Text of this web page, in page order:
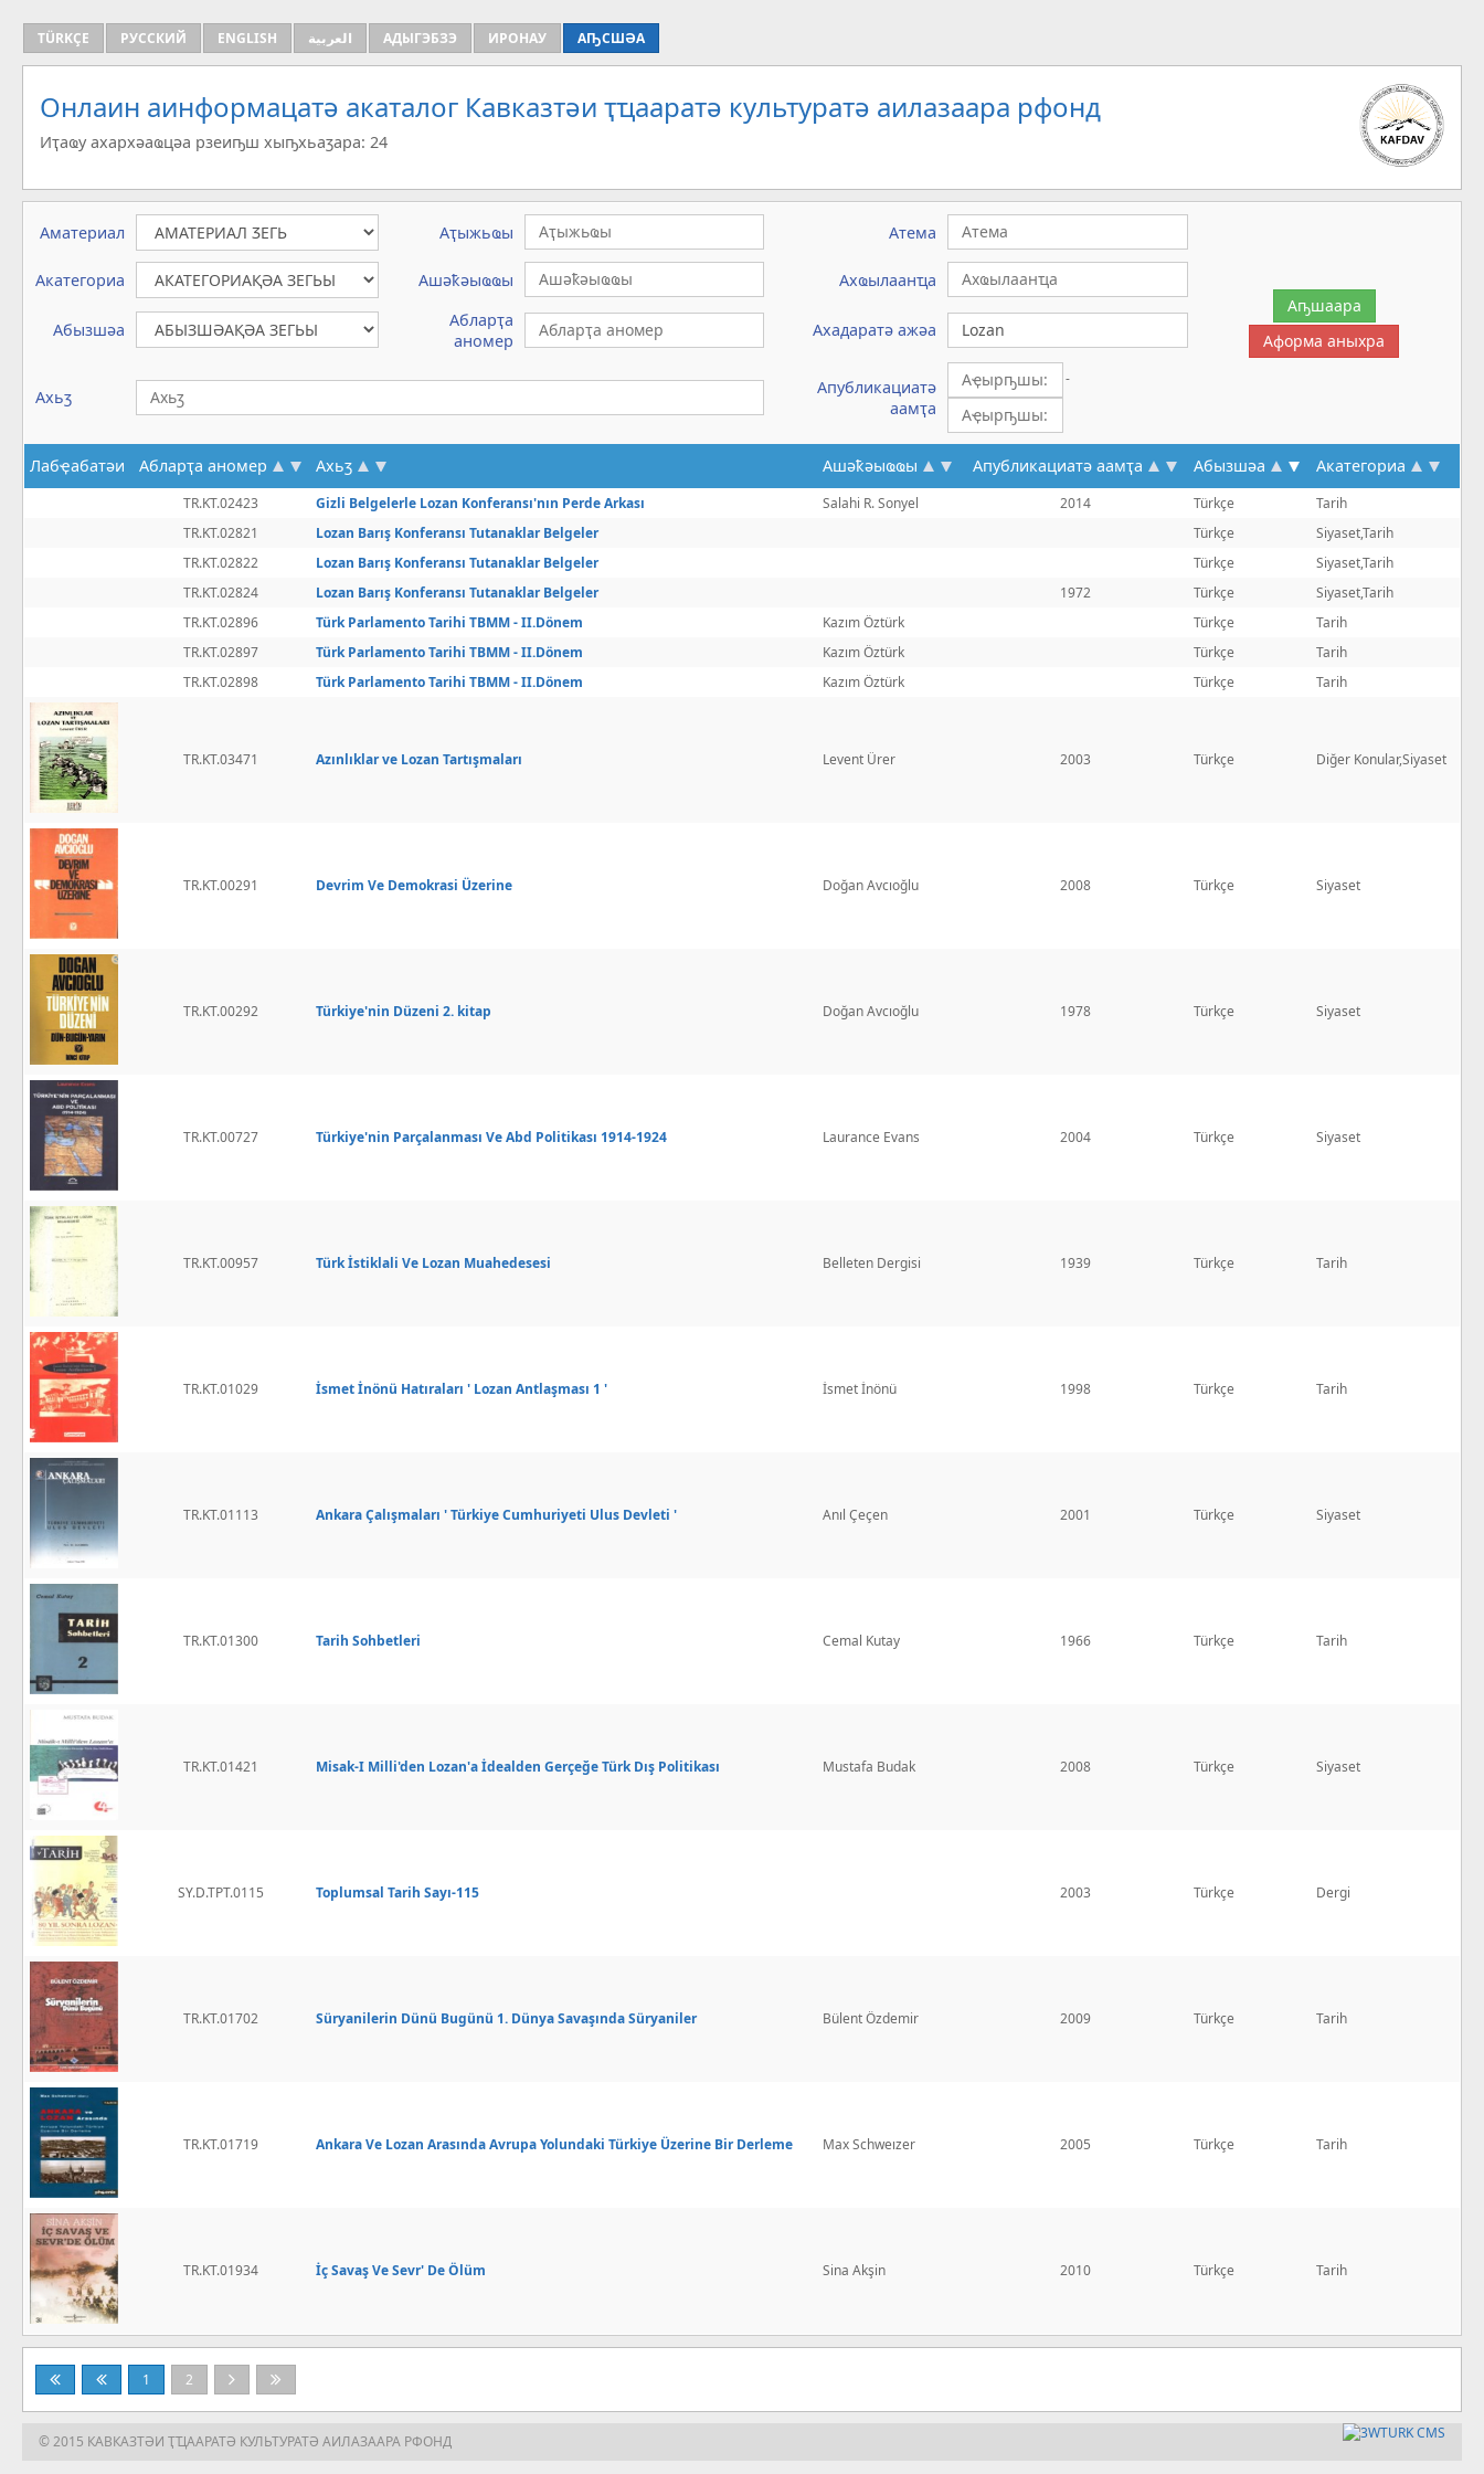
TÜRKÇE РУССКИЙ ENGLISH العربية АДЫГЭБЗЭ ИРОНАУ АҦСШӘА
Онлаин аинформацатә aкаталог Кавказтәи ҭҵааратә культуратә аилазаара рфонд
Иҭаҩу ахархәаҩцәа рзеиҧш хыҧхьаӡара: 24
Аматериал Аҭыжьҩы Атема
Акатегориа Ашәҟәыҩҩы Ахҩылаанҵа
Абызшәа
Абларҭа
аномер
Ахадаратә ажәа
Ахьӡ
Апубликациатә
аамҭа
-
Лабҿабатәи Абларҭа аномер Ахьӡ Ашәҟәыҩҩы Апубликациатә аамҭа Абызшәа Акатегориа
TR.KT.02423 Gizli Belgelerle Lozan Konferansı'nın Perde Arkası Salahi R. Sonyel 2014 Türkçe
Tarih
TR.KT.02821
Lozan Barış Konferansı Tutanaklar Belgeler Türkçe
Siyaset,Tarih
TR.KT.02822
Lozan Barış Konferansı Tutanaklar Belgeler Türkçe
Siyaset,Tarih
TR.KT.02824
Lozan Barış Konferansı Tutanaklar Belgeler 1972 Türkçe
Siyaset,Tarih
TR.KT.02896
Türk Parlamento Tarihi TBMM - II.Dönem Kazım Öztürk Türkçe
Tarih
TR.KT.02897
Türk Parlamento Tarihi TBMM - II.Dönem Kazım Öztürk Türkçe
Tarih
TR.KT.02898
Türk Parlamento Tarihi TBMM - II.Dönem Kazım Öztürk Türkçe Tarih
TR.KT.03471 Azınlıklar ve Lozan Tartışmaları Levent Ürer 2003 Türkçe Diğer Konular,Siyaset
TR.KT.00291 Devrim Ve Demokrasi Üzerine Doğan Avcıoğlu 2008 Türkçe Siyaset
TR.KT.00292 Türkiye'nin Düzeni 2. kitap Doğan Avcıoğlu 1978 Türkçe Siyaset
TR.KT.00727 Türkiye'nin Parçalanması Ve Abd Politikası 1914-1924 Laurance Evans 2004 Türkçe Siyaset
TR.KT.00957 Türk İstiklali Ve Lozan Muahedesesi Belleten Dergisi 1939 Türkçe Tarih
TR.KT.01029 İsmet İnönü Hatıraları ' Lozan Antlaşması 1 ' İsmet İnönü 1998 Türkçe Tarih
TR.KT.01113 Ankara Çalışmaları ' Türkiye Cumhuriyeti Ulus Devleti ' Anıl Çeçen 2001 Türkçe Siyaset
TR.KT.01300 Tarih Sohbetleri Cemal Kutay 1966 Türkçe Tarih
TR.KT.01421 Misak-I Milli'den Lozan'a İdealden Gerçeğe Türk Dış Politikası Mustafa Budak 2008 Türkçe Siyaset
SY.D.TPT.0115 Toplumsal Tarih Sayı-115 2003 Türkçe Dergi
TR.KT.01702 Süryanilerin Dünü Bugünü 1. Dünya Savaşında Süryaniler Bülent Özdemir 2009 Türkçe Tarih
TR.KT.01719 Ankara Ve Lozan Arasında Avrupa Yolundaki Türkiye Üzerine Bir Derleme Max Schweızer 2005 Türkçe Tarih
TR.KT.01934 İç Savaş Ve Sevr' De Ölüm Sina Akşin 2010 Türkçe Tarih
1 2
© 2015 КАВКАЗТӘИ ҬҴААРАТӘ КУЛЬТУРАТӘ АИЛАЗААРА РФОНД